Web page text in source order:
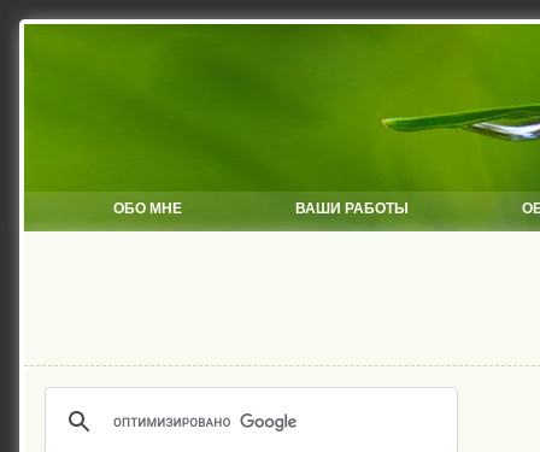
ОБО МНЕ ВАШИ РАБОТЫ